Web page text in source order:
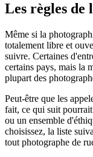
Les règles de
Même si la
totalement libre et
suivre. Certaines
certains pays, mais la
plupart des
Peut-être que les
fait, ce qui suit
ou un ensemble
choisissez, la liste
tout photographe de